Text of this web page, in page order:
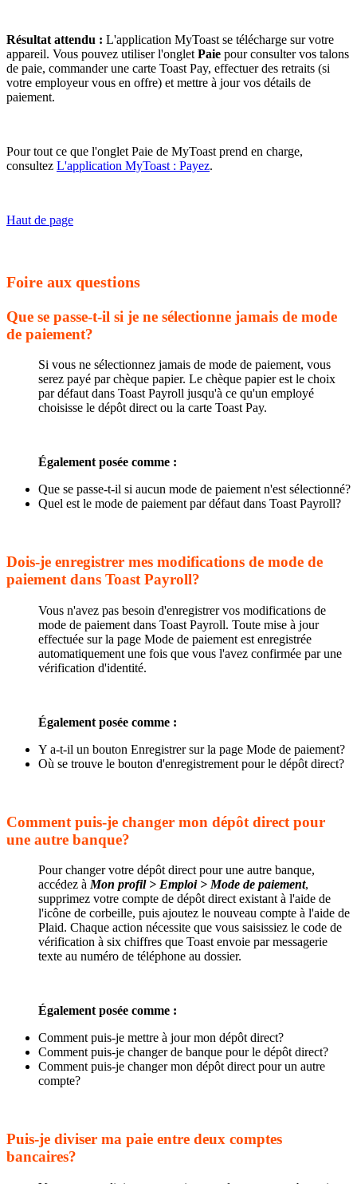
Résultat attendu : L'application MyToast se télécharge sur votre
appareil. Vous pouvez utiliser l'onglet Paie pour consulter vos talons
de paie, commander une carte Toast Pay, effectuer des retraits (si
votre employeur vous en offre) et mettre à jour vos détails de
paiement.
Pour tout ce que l'onglet Paie de MyToast prend en charge,
consultez L'application MyToast : Payez.
Haut de page
Foire aux questions
Que se passe-t-il si je ne sélectionne jamais de mode
de paiement?
Si vous ne sélectionnez jamais de mode de paiement, vous
serez payé par chèque papier. Le chèque papier est le choix
par défaut dans Toast Payroll jusqu'à ce qu'un employé
choisisse le dépôt direct ou la carte Toast Pay.
Également posée comme :
Que se passe-t-il si aucun mode de paiement n'est sélectionné?
Quel est le mode de paiement par défaut dans Toast Payroll?
Dois-je enregistrer mes modifications de mode de
paiement dans Toast Payroll?
Vous n'avez pas besoin d'enregistrer vos modifications de
mode de paiement dans Toast Payroll. Toute mise à jour
effectuée sur la page Mode de paiement est enregistrée
automatiquement une fois que vous l'avez confirmée par une
vérification d'identité.
Également posée comme :
Y a-t-il un bouton Enregistrer sur la page Mode de paiement?
Où se trouve le bouton d'enregistrement pour le dépôt direct?
Comment puis-je changer mon dépôt direct pour
une autre banque?
Pour changer votre dépôt direct pour une autre banque,
accédez à Mon profil > Emploi > Mode de paiement,
supprimez votre compte de dépôt direct existant à l'aide de
l'icône de corbeille, puis ajoutez le nouveau compte à l'aide de
Plaid. Chaque action nécessite que vous saisissiez le code de
vérification à six chiffres que Toast envoie par messagerie
texte au numéro de téléphone au dossier.
Également posée comme :
Comment puis-je mettre à jour mon dépôt direct?
Comment puis-je changer de banque pour le dépôt direct?
Comment puis-je changer mon dépôt direct pour un autre
compte?
Puis-je diviser ma paie entre deux comptes
bancaires?